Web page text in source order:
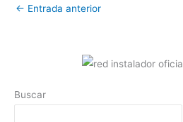
s
p
e e
o
k
← Entrada anterior
Buscar